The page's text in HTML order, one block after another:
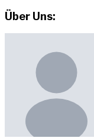
Über Uns: